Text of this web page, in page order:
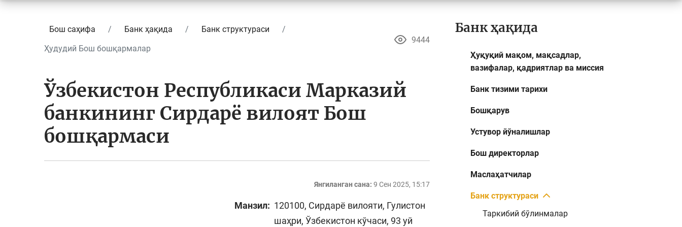
Бош саҳифа Банк ҳақида
Банк структураси
Ҳудудий Бош бошқармалар
9444
Ўзбекистон Республикаси Марказий
банкининг Сирдарё вилоят Бош
бошқармаси
Янгиланган сана: 9 Сен 2025, 15:17
Манзил: 120100, Сирдарё вилояти, Гулистон
шаҳри, Ўзбекистон кўчаси, 93 уй
Банк ҳақида
Ҳуқуқий мақом, мақсадлар,
вазифалар, қадриятлар ва миссия
Банк тизими тарихи
Бошқарув
Устувор йўналишлар
Бош директорлар
Маслаҳатчилар
Банк структураси
Таркибий бўлинмалар